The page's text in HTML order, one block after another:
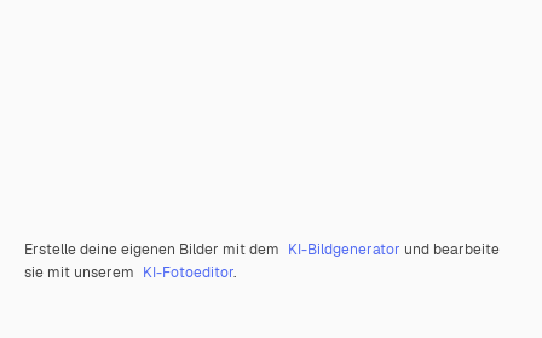
Erstelle deine eigenen Bilder mit dem KI-Bildgenerator und bearbeite
sie mit unserem KI-Fotoeditor.